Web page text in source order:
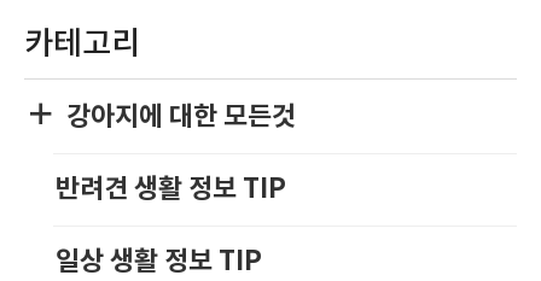
카테고리
강아지에 대한 모든것
반려견 생활 정보 TIP
일상 생활 정보 TIP